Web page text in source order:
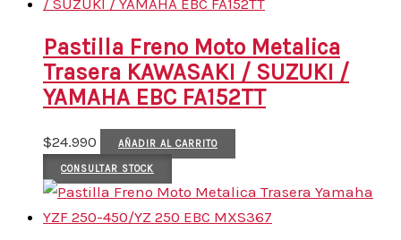
Pastilla Freno Moto Metalica
Trasera KAWASAKI / SUZUKI /
YAMAHA EBC FA152TT
$24.990 AÑADIR AL CARRITO
CONSULTAR STOCK